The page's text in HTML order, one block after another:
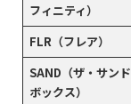
フィニティ）
FLR（フレア）
SAND（ザ・サンド
ボックス）